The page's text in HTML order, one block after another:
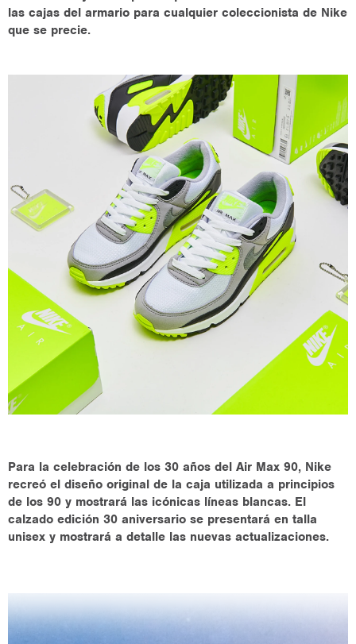
las cajas del armario para cualquier coleccionista de Nike
que se precie.
Para la celebración de los 30 años del Air Max 90, Nike
recreó el diseño original de la caja utilizada a principios
de los 90 y mostrará las icónicas líneas blancas. El
calzado edición 30 aniversario se presentará en talla
unisex y mostrará a detalle las nuevas actualizaciones.